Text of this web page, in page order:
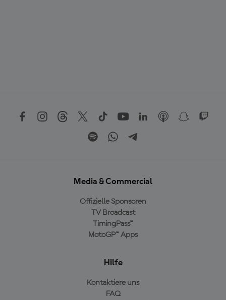
Media & Commercial
Offizielle Sponsoren
TV Broadcast
TimingPass™
MotoGP™ Apps
Hilfe
Kontaktiere uns
FAQ